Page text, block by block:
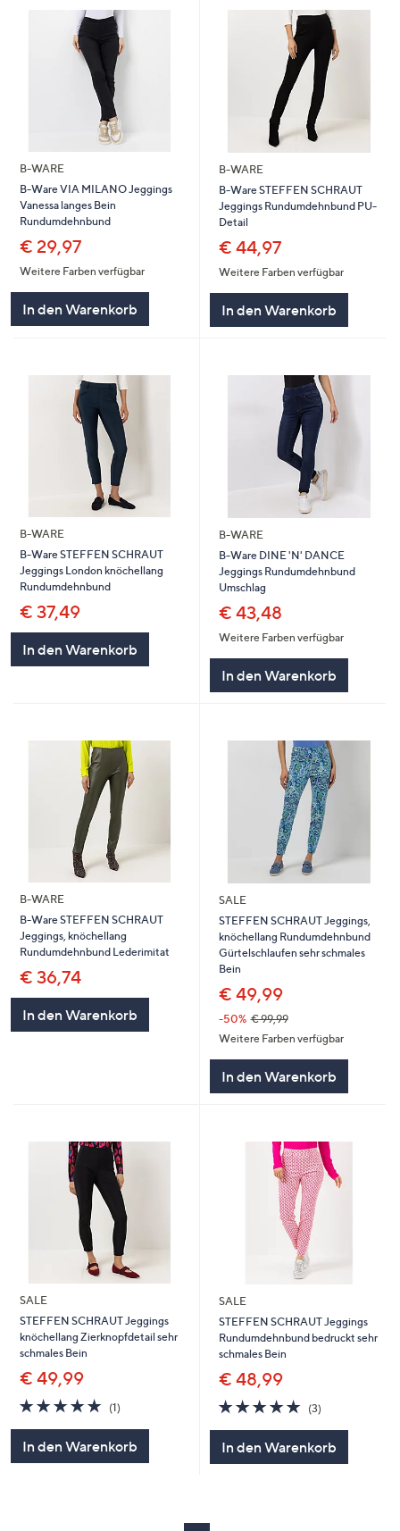
B-WARE
B-Ware VIA MILANO Jeggings
Vanessa langes Bein
Rundumdehnbund
€ 29,97
Weitere Farben verfügbar
In den Warenkorb
B-WARE
B-Ware STEFFEN SCHRAUT
Jeggings Rundumdehnbund PU-
Detail
€ 44,97
Weitere Farben verfügbar
In den Warenkorb
B-WARE
B-Ware STEFFEN SCHRAUT
Jeggings London knöchellang
Rundumdehnbund
€ 37,49
In den Warenkorb
B-WARE
B-Ware DINE 'N' DANCE
Jeggings Rundumdehnbund
Umschlag
€ 43,48
Weitere Farben verfügbar
In den Warenkorb
B-WARE
B-Ware STEFFEN SCHRAUT
Jeggings, knöchellang
Rundumdehnbund Lederimitat
€ 36,74
In den Warenkorb
SALE
STEFFEN SCHRAUT Jeggings,
knöchellang Rundumdehnbund
Gürtelschlaufen sehr schmales
Bein
€ 49,99
-50% € 99,99
Weitere Farben verfügbar
In den Warenkorb
SALE
STEFFEN SCHRAUT Jeggings
knöchellang Zierknopfdetail sehr
schmales Bein
€ 49,99
5.0
von
(1)1
In den Warenkorb
SALE
STEFFEN SCHRAUT Jeggings
Rundumdehnbund bedruckt sehr
schmales Bein
€ 48,99
5.0
von
(3)
In den Warenkorb